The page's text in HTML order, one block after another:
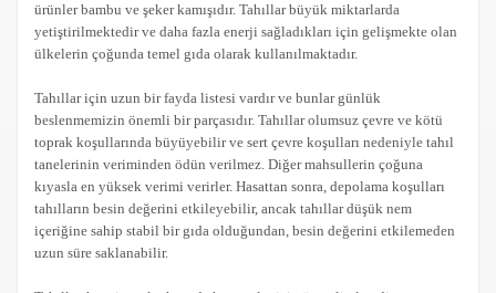
ürünler bambu ve şeker kamışıdır. Tahıllar büyük miktarlarda
yetiştirilmektedir ve daha fazla enerji sağladıkları için gelişmekte olan
ülkelerin çoğunda temel gıda olarak kullanılmaktadır.
Tahıllar için uzun bir fayda listesi vardır ve bunlar günlük
beslenmemizin önemli bir parçasıdır. Tahıllar olumsuz çevre ve kötü
toprak koşullarında büyüyebilir ve sert çevre koşulları nedeniyle tahıl
tanelerinin veriminden ödün verilmez. Diğer mahsullerin çoğuna
kıyasla en yüksek verimi verirler. Hasattan sonra, depolama koşulları
tahılların besin değerini etkileyebilir, ancak tahıllar düşük nem
içeriğine sahip stabil bir gıda olduğundan, besin değerini etkilemeden
uzun süre saklanabilir.